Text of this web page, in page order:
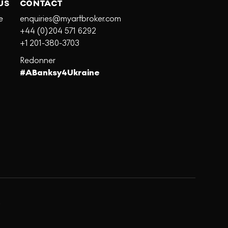
CONTACT
enquiries@myartbroker.com
+44 (0)204 571 6292
+1 201-380-3703
Redonner
#ABanksy4Ukraine